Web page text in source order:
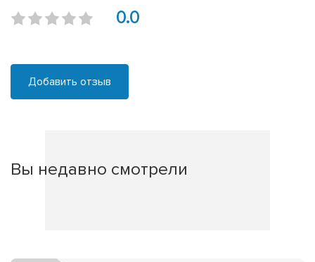
0.0
Добавить отзыв
Вы недавно смотрели